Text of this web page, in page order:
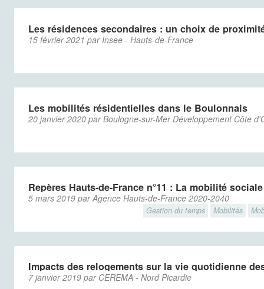
Les résidences secondaires : un choix de
15 février 2021 par Insee - Hauts-de-France
Les mobilités résidentielles dans le Boulonnais
20 janvier 2020 par Boulogne-sur-Mer Développement Côte
Repères Hauts-de-France n°11 : La mobilité
5 mars 2019 par Agence Hauts-de-France 2020-2040
Gestion du temps Mobilités
Impacts des relogements sur la vie quotidienne
7 janvier 2019 par CEREMA - Nord Picardie